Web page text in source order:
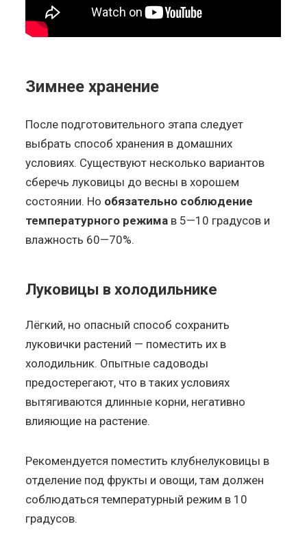
Зимнее хранение
После подготовительного этапа следует
выбрать способ хранения в домашних
условиях. Существуют несколько вариантов
сберечь луковицы до весны в хорошем
состоянии. Но обязательно соблюдение
температурного режима в 5—10 градусов и
влажность 60—70%.
Луковицы в холодильнике
Лёгкий, но опасный способ сохранить
луковички растений — поместить их в
холодильник. Опытные садоводы
предостерегают, что в таких условиях
вытягиваются длинные корни, негативно
влияющие на растение.
Рекомендуется поместить клубнелуковицы в
отделение под фрукты и овощи, там должен
соблюдаться температурный режим в 10
градусов.